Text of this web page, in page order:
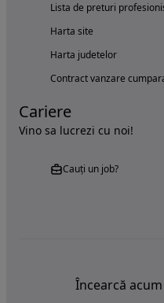
Lista de preturi
Harta site
Harta judetelor
Contract vanzare
Cariere
Vino sa lucrezi cu noi!
Cauți un job?
Încearcă